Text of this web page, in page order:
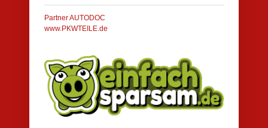
Partner AUTODOC
www.PKWTEILE.de